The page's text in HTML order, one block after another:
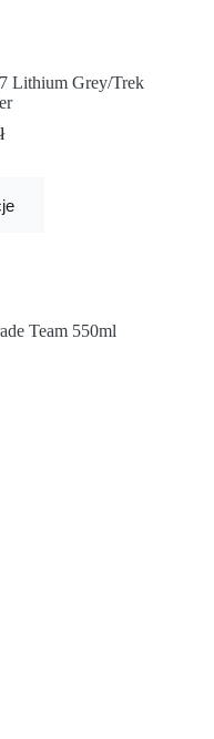
Lithium Grey/Trek